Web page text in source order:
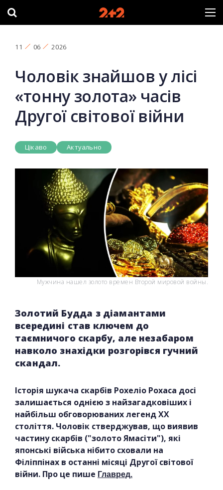
11 06 2026
Чоловік знайшов у лісі
«тонну золота» часів
Другої світової війни
Цікаво Актуально
Мужчина нашел золото времен Второй мировой войны.
Золотий Будда з діамантами
всередині став ключем до
таємничого скарбу, але незабаром
навколо знахідки розгорівся гучний
скандал.
Історія шукача скарбів Рохеліо Рохаса досі
залишається однією з найзагадковіших і
найбільш обговорюваних легенд XX
століття. Чоловік стверджував, що виявив
частину скарбів ("золото Ямасіти"), які
японські війська нібито сховали на
Філіппінах в останні місяці Другої світової
війни. Про це пише Главред.